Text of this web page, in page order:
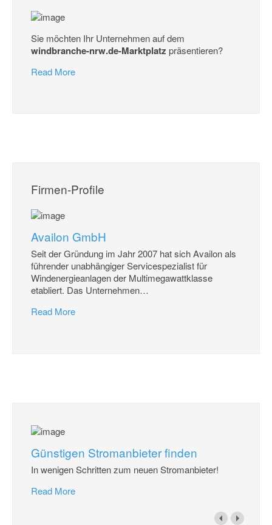
Sie möchten Ihr Unternehmen auf dem
windbranche-nrw.de-Marktplatz präsentieren?
Read More
Firmen-Profile
Availon GmbH
Seit der Gründung im Jahr 2007 hat sich Availon als
führender unabhängiger Servicespezialist für
Windenergieanlagen der Multimegawattklasse
etabliert. Das Unternehmen…
Read More
Günstigen Stromanbieter finden
In wenigen Schritten zum neuen Stromanbieter!
Read More